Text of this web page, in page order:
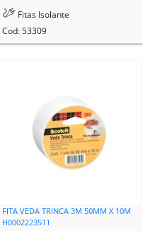
Fitas Isolante
Cod: 53309
FITA VEDA TRINCA 3M 50MM X 10M
H0002223511